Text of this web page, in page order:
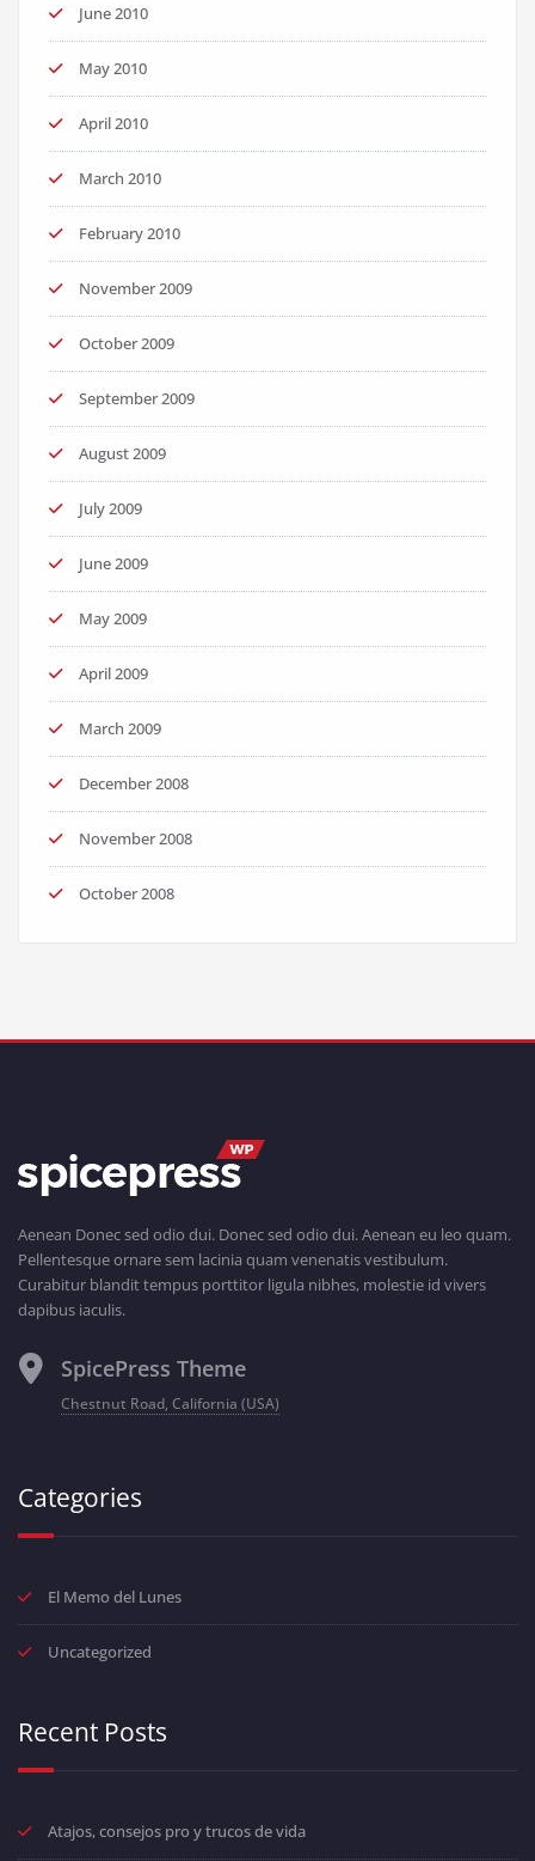
June 2010
May 2010
April 2010
March 2010
February 2010
November 2009
October 2009
September 2009
August 2009
July 2009
June 2009
May 2009
April 2009
March 2009
December 2008
November 2008
October 2008
Aenean Donec sed odio dui. Donec sed odio dui. Aenean eu leo quam.
Pellentesque ornare sem lacinia quam venenatis vestibulum.
Curabitur blandit tempus porttitor ligula nibhes, molestie id vivers
dapibus iaculis.
SpicePress Theme
Chestnut Road, California (USA)
Categories
El Memo del Lunes
Uncategorized
Recent Posts
Atajos, consejos pro y trucos de vida